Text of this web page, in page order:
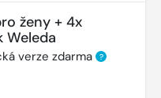
ženy + 4x
Weleda
verze zdarma ?